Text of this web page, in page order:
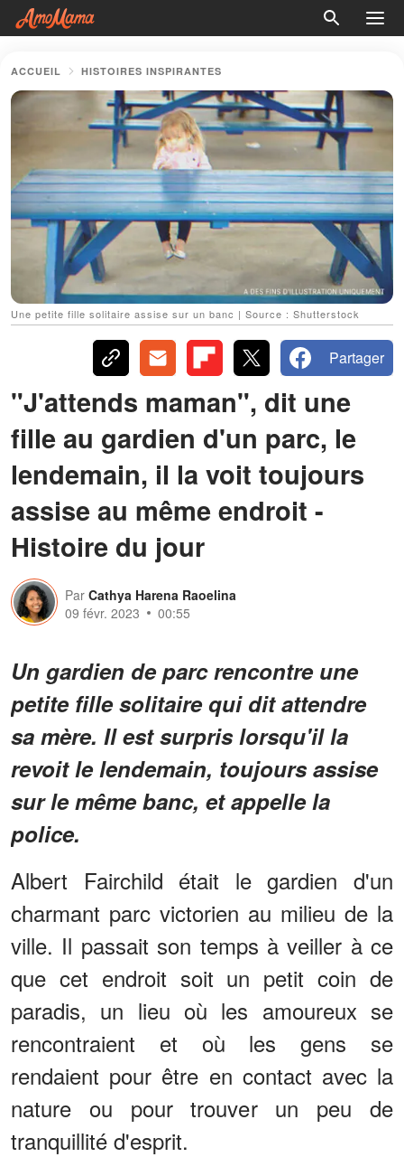
ACCUEIL HISTOIRES INSPIRANTES
Une petite fille solitaire assise sur un banc | Source : Shutterstock
Partager
"J'attends maman", dit une
fille au gardien d'un parc, le
lendemain, il la voit toujours
assise au même endroit -
Histoire du jour
Par Cathya Harena Raoelina
09 févr. 2023
00:55
Un gardien de parc rencontre une
petite fille solitaire qui dit attendre
sa mère. Il est surpris lorsqu'il la
revoit le lendemain, toujours assise
sur le même banc, et appelle la
police.
Albert Fairchild était le gardien d'un
charmant parc victorien au milieu de la
ville. Il passait son temps à veiller à ce
que cet endroit soit un petit coin de
paradis, un lieu où les amoureux se
rencontraient et où les gens se
rendaient pour être en contact avec la
nature ou pour trouver un peu de
tranquillité d'esprit.